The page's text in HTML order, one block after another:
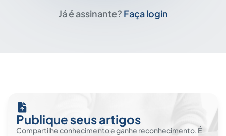
Já é assinante? Faça login
Publique seus artigos
Compartilhe conhecimento e ganhe reconhecimento. É